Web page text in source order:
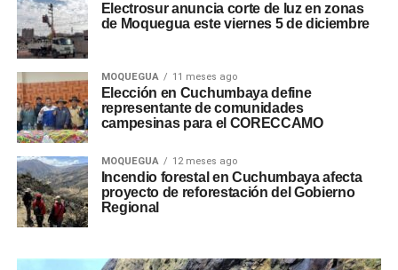
Electrosur anuncia corte de luz en zonas
de Moquegua este viernes 5 de diciembre
MOQUEGUA 11 meses ago
Elección en Cuchumbaya define
representante de comunidades
campesinas para el CORECCAMO
MOQUEGUA 12 meses ago
Incendio forestal en Cuchumbaya afecta
proyecto de reforestación del Gobierno
Regional